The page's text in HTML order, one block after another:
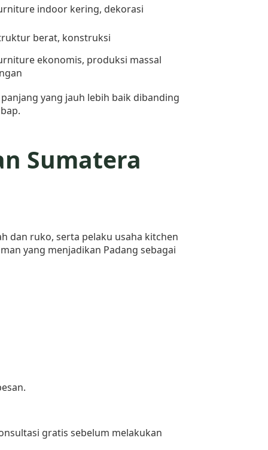
indoor kering, dekorasi
berat, konstruksi
ekonomis, produksi massal
yang jauh lebih baik dibanding
Sumatera
dan ruko, serta pelaku usaha kitchen
yang menjadikan Padang sebagai
gratis sebelum melakukan